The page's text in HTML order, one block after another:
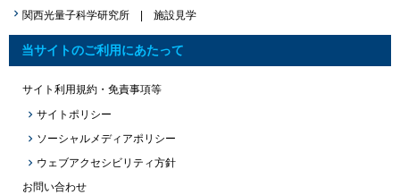
関西光量子科学研究所 | 施設見学
当サイトのご利用にあたって
サイト利用規約・免責事項等
サイトポリシー
ソーシャルメディアポリシー
ウェブアクセシビリティ方針
お問い合わせ